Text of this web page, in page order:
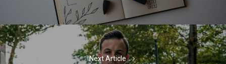
Next Article